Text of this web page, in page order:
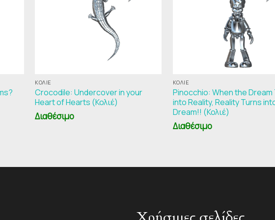
ΚΟΛΙΈ
Crocodile: Undercover in your
Heart of Hearts (Κολιέ)
Διαθέσιμο
ΚΟΛΙΈ
Pinocchio: When the Dream
into Reality, Reality Turns
Dream!! (Κολιέ)
Διαθέσιμο